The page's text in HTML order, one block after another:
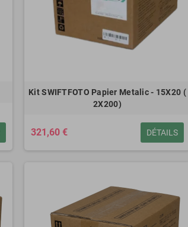
Kit SWIFTFOTO Papier Metalic - 15X20 (
2X200)
321,60 € DÉTAILS